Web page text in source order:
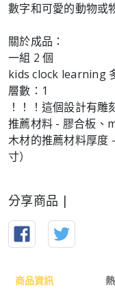
數字和可愛的動物或
關於成品：
一組 2 個
kids clock learning
層數：1
！！！這個設計有雕
推薦材料 - 膠合板、
木材的推薦材料厚度
寸）
分享商品 |
商品資訊